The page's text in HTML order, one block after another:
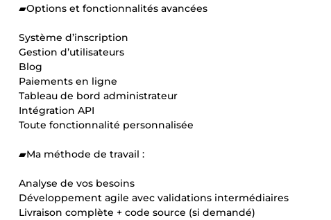
▰Options et fonctionnalités avancées
Système d’inscription
Gestion d’utilisateurs
Blog
Paiements en ligne
Tableau de bord administrateur
Intégration API
Toute fonctionnalité personnalisée
▰Ma méthode de travail :
Analyse de vos besoins
Développement agile avec validations intermédiaires
Livraison complète + code source (si demandé)